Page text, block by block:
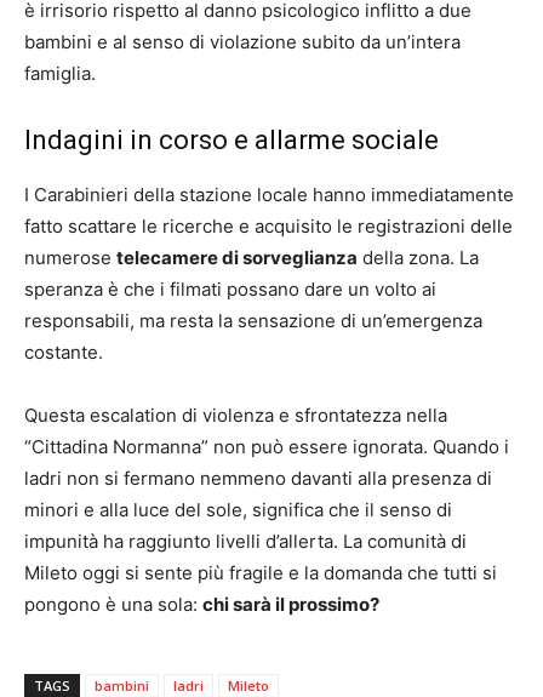
è irrisorio rispetto al danno psicologico inflitto a due
bambini e al senso di violazione subito da un’intera
famiglia.
Indagini in corso e allarme sociale
I Carabinieri della stazione locale hanno immediatamente
fatto scattare le ricerche e acquisito le registrazioni delle
numerose telecamere di sorveglianza della zona. La
speranza è che i filmati possano dare un volto ai
responsabili, ma resta la sensazione di un’emergenza
costante.
Questa escalation di violenza e sfrontatezza nella
“Cittadina Normanna” non può essere ignorata. Quando i
ladri non si fermano nemmeno davanti alla presenza di
minori e alla luce del sole, significa che il senso di
impunità ha raggiunto livelli d’allerta. La comunità di
Mileto oggi si sente più fragile e la domanda che tutti si
pongono è una sola: chi sarà il prossimo?
TAGS bambini ladri Mileto